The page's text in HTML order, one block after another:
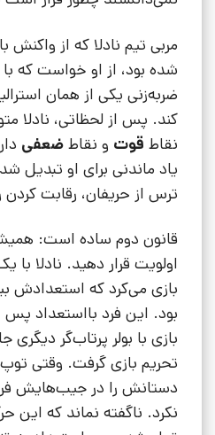
مربی تیم نادلا که از
شده بود، از او خواست که
ضربه‌زنی یکی از همان
کند. پس از لحظاتی، نادلا
نقاط قوت و نقاطضعفی
یاد ماندنی برای او تبدیل
ترس از حریفان، رقابت کردن
قانون دوم ساده است:
اولویت قرار دهید. نادلا با
بازی می‌کرد که استعدادش
بود. این فرد بااستعداد
بازی با بولر پرتاب‌گر
تحریم بازی گرفت. وقتی
دستانش را در جیب‌هایش
نکرد. ناگفته نماند که